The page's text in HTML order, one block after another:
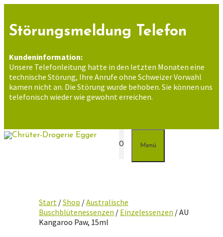
springen
Störungsmeldung Telefon
Kundeninformation:
Unsere Telefonleitung hatte in den letzten Monaten eine
technische Störung, Ihre Anrufe ohne Schweizer Vorwahl
kamen nicht an. Die Störung wurde behoben. Sie können uns
telefonisch wieder wie gewohnt erreichen.
0 Menü
Start /Shop /Australische
Buschblütenessenzen / Einzelessenzen / AU
Kangaroo Paw, 15ml